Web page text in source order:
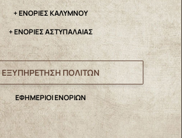
+ ΕΝΟΡΙΕΣ ΚΑΛΥΜΝΟΥ
+ ΕΝΟΡΙΕΣ ΑΣΤΥΠΑΛΑΙΑΣ
ΕΞΥΠΗΡΕΤΗΣΗ ΠΟΛΙΤΩΝ
ΕΦΗΜΕΡΙΟΙ ΕΝΟΡΙΩΝ